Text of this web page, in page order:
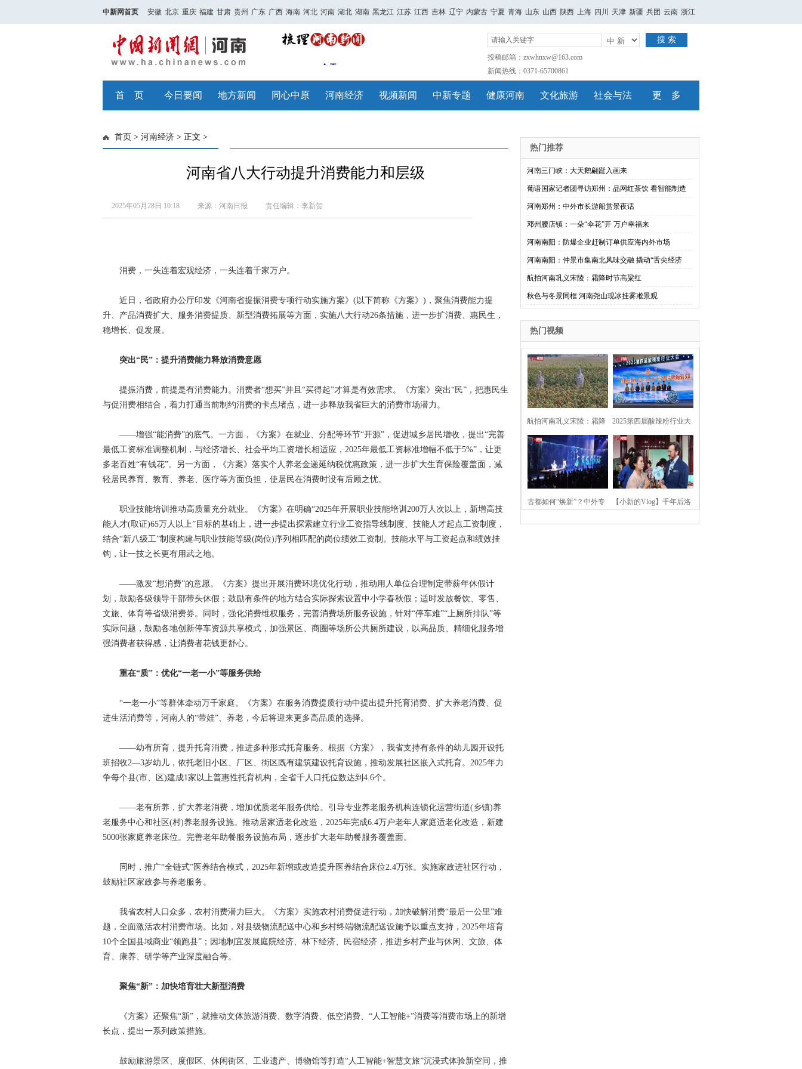
中新网首页 安徽 北京 重庆 福建 甘肃 贵州 广东 广西 海南 河北 河南 湖北 湖南 黑龙江 江苏 江西 吉林 辽宁 内蒙古 宁夏 青海 山东 山西 陕西 上海 四川 天津 新疆 兵团 云南 浙江
搜 索
投稿邮箱：zxwhnxw@163.com
新闻热线：0371-65700861
首 页 今日要闻 地方新闻 同心中原 河南经济 视频新闻 中新专题 健康河南 文化旅游 社会与法 更 多
首页 > 河南经济 > 正文 >
河南省八大行动提升消费能力和层级
2025年05月28日 10:18 来源：河南日报 责任编辑：李新贺
消费，一头连着宏观经济，一头连着千家万户。
近日，省政府办公厅印发《河南省提振消费专项行动实施方案》(以下简称《方案》)，聚焦消费能力提
升、产品消费扩大、服务消费提质、新型消费拓展等方面，实施八大行动26条措施，进一步扩消费、惠民生，
稳增长、促发展。
突出“民”：提升消费能力释放消费意愿
提振消费，前提是有消费能力。消费者“想买”并且“买得起”才算是有效需求。《方案》突出“民”，把惠民生
与促消费相结合，着力打通当前制约消费的卡点堵点，进一步释放我省巨大的消费市场潜力。
——增强“能消费”的底气。一方面，《方案》在就业、分配等环节“开源”，促进城乡居民增收，提出“完善
最低工资标准调整机制，与经济增长、社会平均工资增长相适应，2025年最低工资标准增幅不低于5%”，让更
多老百姓“有钱花”。另一方面，《方案》落实个人养老金递延纳税优惠政策，进一步扩大生育保险覆盖面，减
轻居民养育、教育、养老、医疗等方面负担，使居民在消费时没有后顾之忧。
职业技能培训推动高质量充分就业。《方案》在明确“2025年开展职业技能培训200万人次以上，新增高技
能人才(取证)65万人以上”目标的基础上，进一步提出探索建立行业工资指导线制度、技能人才起点工资制度，
结合“新八级工”制度构建与职业技能等级(岗位)序列相匹配的岗位绩效工资制。技能水平与工资起点和绩效挂
钩，让一技之长更有用武之地。
——激发“想消费”的意愿。《方案》提出开展消费环境优化行动，推动用人单位合理制定带薪年休假计
划，鼓励各级领导干部带头休假；鼓励有条件的地方结合实际探索设置中小学春秋假；适时发放餐饮、零售、
文旅、体育等省级消费券。同时，强化消费维权服务，完善消费场所服务设施，针对“停车难”“上厕所排队”等
实际问题，鼓励各地创新停车资源共享模式，加强景区、商圈等场所公共厕所建设，以高品质、精细化服务增
强消费者获得感，让消费者花钱更舒心。
重在“质”：优化“一老一小”等服务供给
“一老一小”等群体牵动万千家庭。《方案》在服务消费提质行动中提出提升托育消费、扩大养老消费、促
进生活消费等，河南人的“带娃”、养老，今后将迎来更多高品质的选择。
——幼有所育，提升托育消费，推进多种形式托育服务。根据《方案》，我省支持有条件的幼儿园开设托
班招收2—3岁幼儿，依托老旧小区、厂区、街区既有建筑建设托育设施，推动发展社区嵌入式托育。2025年力
争每个县(市、区)建成1家以上普惠性托育机构，全省千人口托位数达到4.6个。
——老有所养，扩大养老消费，增加优质老年服务供给。引导专业养老服务机构连锁化运营街道(乡镇)养
老服务中心和社区(村)养老服务设施。推动居家适老化改造，2025年完成6.4万户老年人家庭适老化改造，新建
5000张家庭养老床位。完善老年助餐服务设施布局，逐步扩大老年助餐服务覆盖面。
同时，推广“全链式”医养结合模式，2025年新增或改造提升医养结合床位2.4万张。实施家政进社区行动，
鼓励社区家政参与养老服务。
我省农村人口众多，农村消费潜力巨大。《方案》实施农村消费促进行动，加快破解消费“最后一公里”难
题，全面激活农村消费市场。比如，对县级物流配送中心和乡村终端物流配送设施予以重点支持，2025年培育
10个全国县域商业“领跑县”；因地制宜发展庭院经济、林下经济、民宿经济，推进乡村产业与休闲、文旅、体
育、康养、研学等产业深度融合等。
聚焦“新”：加快培育壮大新型消费
《方案》还聚焦“新”，就推动文体旅游消费、数字消费、低空消费、“人工智能+”消费等消费市场上的新增
长点，提出一系列政策措施。
鼓励旅游景区、度假区、休闲街区、工业遗产、博物馆等打造“人工智能+智慧文旅”沉浸式体验新空间，推
热门推荐
河南三门峡：大天鹅翩跹入画来
葡语国家记者团寻访郑州：品网红茶饮 看智能制造
河南郑州：中外市长游船赏景夜话
邓州腰店镇：一朵“伞花”开 万户幸福来
河南南阳：防爆企业赶制订单供应海内外市场
河南南阳：仲景市集南北风味交融 撬动“舌尖经济
航拍河南巩义宋陵：霜降时节高粱红
秋色与冬景同框 河南尧山现冰挂雾凇景观
热门视频
航拍河南巩义宋陵：霜降
时节高粱红
2025第四届酸辣粉行业大
会在河南开封举行
古都如何“焕新”？中外专 【小新的Vlog】千年后洛